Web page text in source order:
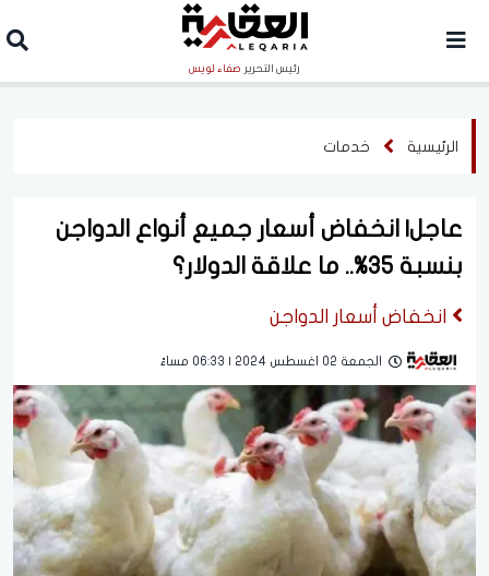
رئيس التحرير صفاء لويس
الرئيسية خدمات
عاجل| انخفاض أسعار جميع أنواع الدواجن
بنسبة 35%.. ما علاقة الدولار؟
انخفاض أسعار الدواجن
الجمعة 02 اغسطس 2024 | 06:33 مساءً